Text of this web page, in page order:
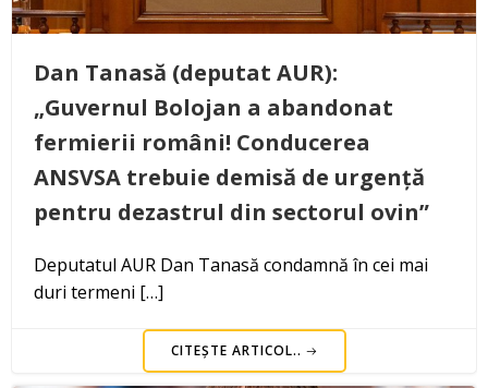
Dan Tanasă (deputat AUR):
„Guvernul Bolojan a abandonat
fermierii români! Conducerea
ANSVSA trebuie demisă de urgență
pentru dezastrul din sectorul ovin”
Deputatul AUR Dan Tanasă condamnă în cei mai
duri termeni […]
CITEȘTE ARTICOL..